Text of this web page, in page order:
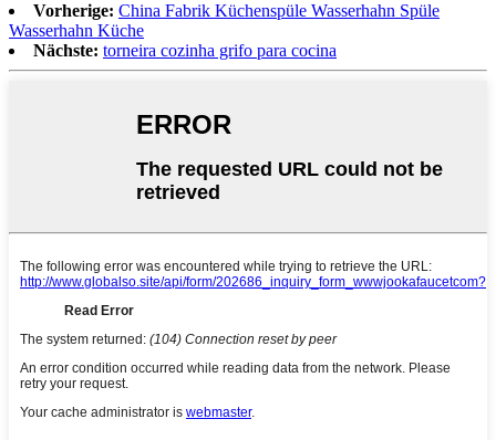
Vorherige: China Fabrik Küchenspüle Wasserhahn Spüle
Wasserhahn Küche
Nächste: torneira cozinha grifo para cocina